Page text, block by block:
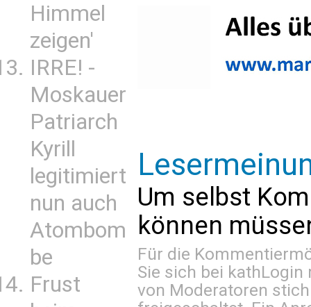
Himmel
zeigen'
IRRE! -
Moskauer
Patriarch
Kyrill
legitimiert
nun auch
Atombom
be
Frust
Um selbst
können
Für die
Sie sich bei kathLogin
von Moderatoren